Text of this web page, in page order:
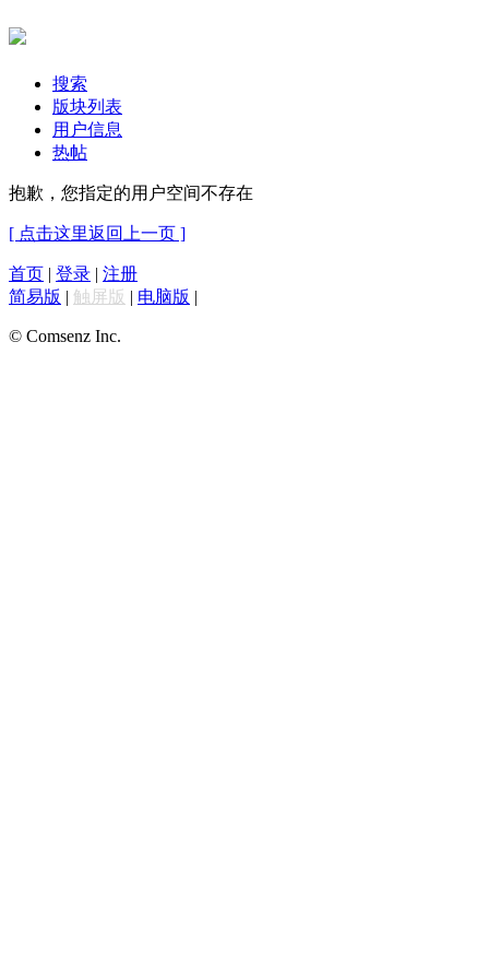
搜索
版块列表
用户信息
热帖
抱歉，您指定的用户空间不存在
[ 点击这里返回上一页 ]
首页 | 登录 | 注册
简易版 | 触屏版 | 电脑版 |
© Comsenz Inc.